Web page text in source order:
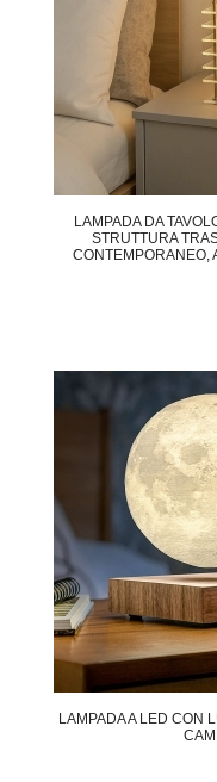
LAMPADA DA
STRUTTURA
CONTEMPORANEO,
LAMPADA A LED CON